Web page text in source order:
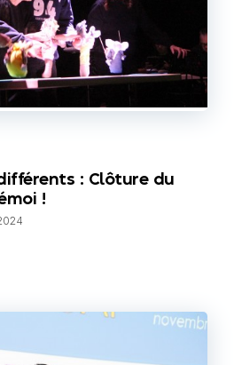
: Clôture du
!